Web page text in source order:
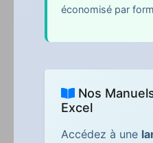
économisé par
Nos
Excel
Accédez à une